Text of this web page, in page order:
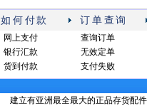
如何付款 订单查询
网上支付
银行汇款
货到付款
查询订单
无效定单
支付失败
建立有亚洲最全最大的正品存货配